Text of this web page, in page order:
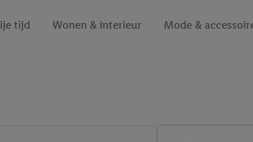
tijd Wonen & interieur Mode &